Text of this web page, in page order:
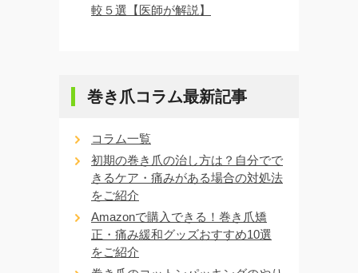
較５選【医師が解説】
巻き爪コラム最新記事
コラム一覧
初期の巻き爪の治し方は？自分でで
きるケア・痛みがある場合の対処法
をご紹介
Amazonで購入できる！巻き爪矯
正・痛み緩和グッズおすすめ10選
をご紹介